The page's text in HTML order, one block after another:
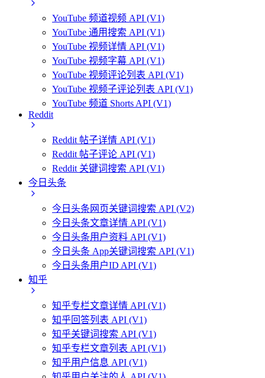
YouTube 频道视频 API (V1)
YouTube 通用搜索 API (V1)
YouTube 视频详情 API (V1)
YouTube 视频字幕 API (V1)
YouTube 视频评论列表 API (V1)
YouTube 视频子评论列表 API (V1)
YouTube 频道 Shorts API (V1)
Reddit
Reddit 帖子详情 API (V1)
Reddit 帖子评论 API (V1)
Reddit 关键词搜索 API (V1)
今日头条
今日头条网页关键词搜索 API (V2)
今日头条文章详情 API (V1)
今日头条用户资料 API (V1)
今日头条 App关键词搜索 API (V1)
今日头条用户ID API (V1)
知乎
知乎专栏文章详情 API (V1)
知乎回答列表 API (V1)
知乎关键词搜索 API (V1)
知乎专栏文章列表 API (V1)
知乎用户信息 API (V1)